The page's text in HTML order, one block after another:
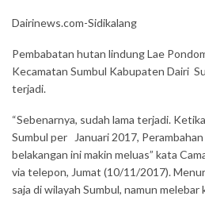
Dairinews.com-Sidikalang
Pembabatan hutan lindung Lae
Kecamatan Sumbul Kabupaten Dairi
terjadi.
“Sebenarnya, sudah lama terjadi.
Sumbul per Januari 2017, Perambahan
belakangan ini makin meluas” kata
via telepon, Jumat (10/11/2017).
saja di wilayah Sumbul, namun melebar